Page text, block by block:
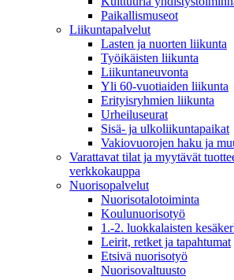
Paikallismuseot
Liikuntapalvelut
Lasten ja nuorten liikunta
Työikäisten liikunta
Liikuntaneuvonta
Yli 60-vuotiaiden liikunta
Erityisryhmien liikunta
Urheiluseurat
Sisä- ja ulkoliikuntapaikat
Vakiovuorojen haku ja
Varattavat tilat ja myytävät
verkkokauppa
Nuorisopalvelut
Nuorisotalotoiminta
Koulunuorisotyö
1.-2. luokkalaisten
Leirit, retket ja tapahtumat
Etsivä nuorisotyö
Nuorisovaltuusto